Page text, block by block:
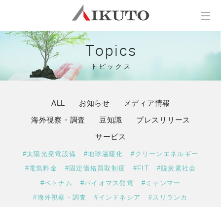
Topics
トピックス
ALL お知らせ
メディア情報
海外視察・調査
豆知識
プレスリリース
サービス
#太陽光発電設備 #地球温暖化
#クリーンエネルギー
#電気料金
#固定価格買取制度 #FIT
#脱炭素社会
#ベトナム
#バイオマス発電
#ミャンマー
#海外視察・調査
#インドネシア
#スリランカ